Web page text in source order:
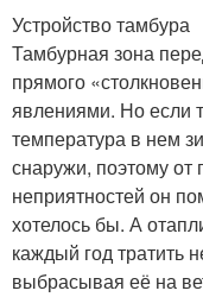
Устройство тамбура
Тамбурная зона
прямого
явлениями. Но если
температура в нем
снаружи, поэтому от
неприятностей он
хотелось бы. А
каждый год
выбрасывая её на